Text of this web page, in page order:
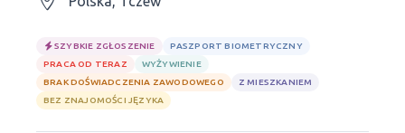
SZYBKIE ZGŁOSZENIE
PASZPORT BIOMETRYCZNY
PRACA OD TERAZ
WYŻYWIENIE
BRAK DOŚWIADCZENIA ZAWODOWEGO
Z MIESZKANIEM
BEZ ZNAJOMOŚCI JĘZYKA